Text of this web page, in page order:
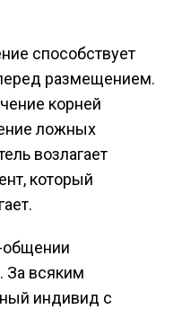
способствует
размещением.
корней
ложных
возлагает
который
общении
За всяким
индивид с